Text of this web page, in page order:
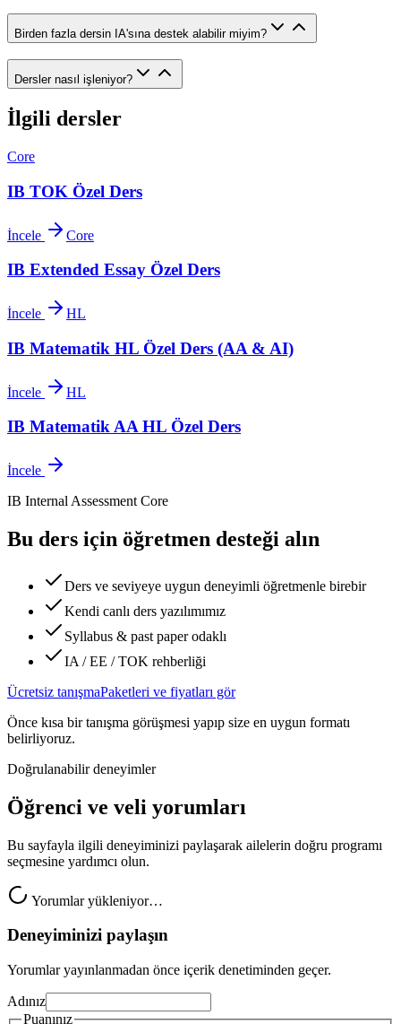
Birden fazla dersin IA'sına destek alabilir miyim?
Dersler nasıl işleniyor?
İlgili dersler
Core
IB TOK Özel Ders
İncele Core
IB Extended Essay Özel Ders
İncele HL
IB Matematik HL Özel Ders (AA & AI)
İncele HL
IB Matematik AA HL Özel Ders
İncele
IB Internal Assessment Core
Bu ders için öğretmen desteği alın
Ders ve seviyeye uygun deneyimli öğretmenle birebir
Kendi canlı ders yazılımımız
Syllabus & past paper odaklı
IA / EE / TOK rehberliği
Ücretsiz tanışmaPaketleri ve fiyatları gör
Önce kısa bir tanışma görüşmesi yapıp size en uygun formatı
belirliyoruz.
Doğrulanabilir deneyimler
Öğrenci ve veli yorumları
Bu sayfayla ilgili deneyiminizi paylaşarak ailelerin doğru programı
seçmesine yardımcı olun.
Yorumlar yükleniyor…
Deneyiminizi paylaşın
Yorumlar yayınlanmadan önce içerik denetiminden geçer.
Adınız
Puanınız